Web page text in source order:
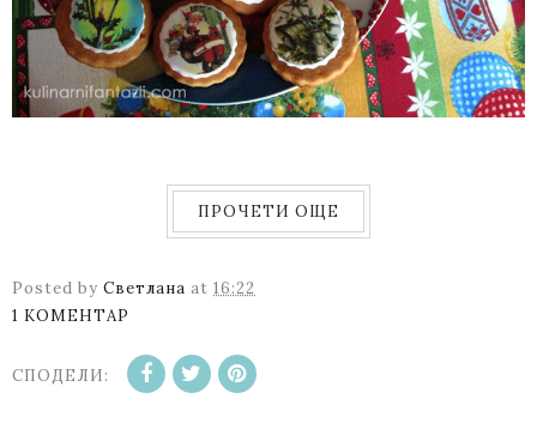
ПРОЧЕТИ ОЩЕ
Posted by Светлана at 16:22
1 КОМЕНТАР
СПОДЕЛИ: